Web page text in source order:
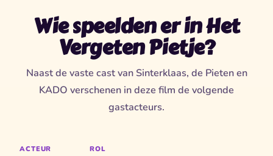
Wie speelden er in Het
Vergeten Pietje?
Naast de vaste cast van Sinterklaas, de Pieten en
KADO verschenen in deze film de volgende
gastacteurs.
ACTEUR ROL